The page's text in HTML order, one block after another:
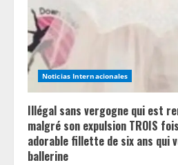
i
n
g Noticias Internacionales
Illégal sans vergogne qui est
malgré son expulsion TROIS
adorable fillette de six ans qui
ballerine